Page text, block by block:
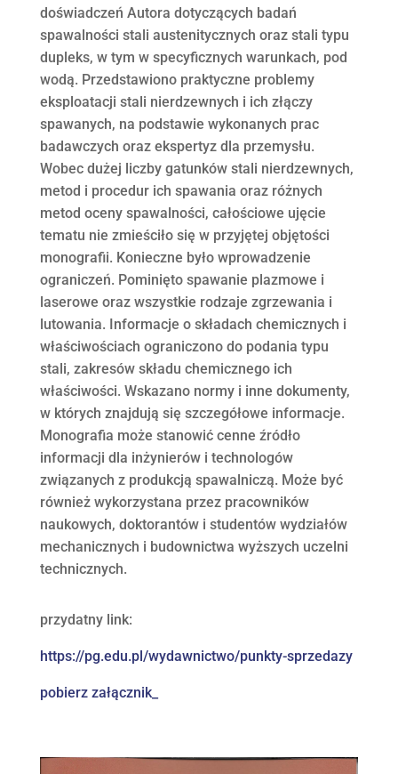
doświadczeń Autora dotyczących badań
spawalności stali austenitycznych oraz stali typu
dupleks, w tym w specyficznych warunkach, pod
wodą. Przedstawiono praktyczne problemy
eksploatacji stali nierdzewnych i ich złączy
spawanych, na podstawie wykonanych prac
badawczych oraz ekspertyz dla przemysłu.
Wobec dużej liczby gatunków stali nierdzewnych,
metod i procedur ich spawania oraz różnych
metod oceny spawalności, całościowe ujęcie
tematu nie zmieściło się w przyjętej objętości
monografii. Konieczne było wprowadzenie
ograniczeń. Pominięto spawanie plazmowe i
laserowe oraz wszystkie rodzaje zgrzewania i
lutowania. Informacje o składach chemicznych i
właściwościach ograniczono do podania typu
stali, zakresów składu chemicznego ich
właściwości. Wskazano normy i inne dokumenty,
w których znajdują się szczegółowe informacje.
Monografia może stanowić cenne źródło
informacji dla inżynierów i technologów
związanych z produkcją spawalniczą. Może być
również wykorzystana przez pracowników
naukowych, doktorantów i studentów wydziałów
mechanicznych i budownictwa wyższych uczelni
technicznych.
przydatny link:
https://pg.edu.pl/wydawnictwo/punkty-sprzedazy
pobierz załącznik_